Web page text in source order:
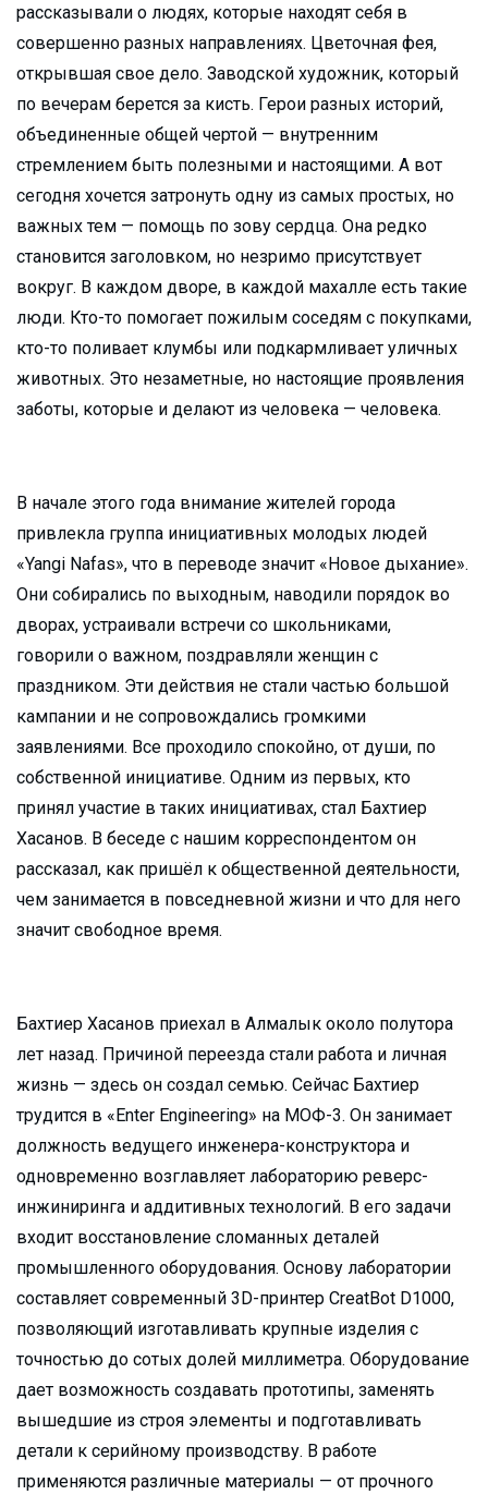
рассказывали о людях, которые находят себя в
совершенно разных направлениях. Цветочная фея,
открывшая свое дело. Заводской художник, который
по вечерам берется за кисть. Герои разных историй,
объединенные общей чертой — внутренним
стремлением быть полезными и настоящими. А вот
сегодня хочется затронуть одну из самых простых, но
важных тем — помощь по зову сердца. Она редко
становится заголовком, но незримо присутствует
вокруг. В каждом дворе, в каждой махалле есть такие
люди. Кто-то помогает пожилым соседям с покупками,
кто-то поливает клумбы или подкармливает уличных
животных. Это незаметные, но настоящие проявления
заботы, которые и делают из человека — человека.
В начале этого года внимание жителей города
привлекла группа инициативных молодых людей
«Yangi Nafas», что в переводе значит «Новое дыхание».
Они собирались по выходным, наводили порядок во
дворах, устраивали встречи со школьниками,
говорили о важном, поздравляли женщин с
праздником. Эти действия не стали частью большой
кампании и не сопровождались громкими
заявлениями. Все проходило спокойно, от души, по
собственной инициативе. Одним из первых, кто
принял участие в таких инициативах, стал Бахтиер
Хасанов. В беседе с нашим корреспондентом он
рассказал, как пришёл к общественной деятельности,
чем занимается в повседневной жизни и что для него
значит свободное время.
Бахтиер Хасанов приехал в Алмалык около полутора
лет назад. Причиной переезда стали работа и личная
жизнь — здесь он создал семью. Сейчас Бахтиер
трудится в «Enter Engineering» на МОФ-3. Он занимает
должность ведущего инженера-конструктора и
одновременно возглавляет лабораторию реверс-
инжиниринга и аддитивных технологий. В его задачи
входит восстановление сломанных деталей
промышленного оборудования. Основу лаборатории
составляет современный 3D-принтер CreatBot D1000,
позволяющий изготавливать крупные изделия с
точностью до сотых долей миллиметра. Оборудование
дает возможность создавать прототипы, заменять
вышедшие из строя элементы и подготавливать
детали к серийному производству. В работе
применяются различные материалы — от прочного